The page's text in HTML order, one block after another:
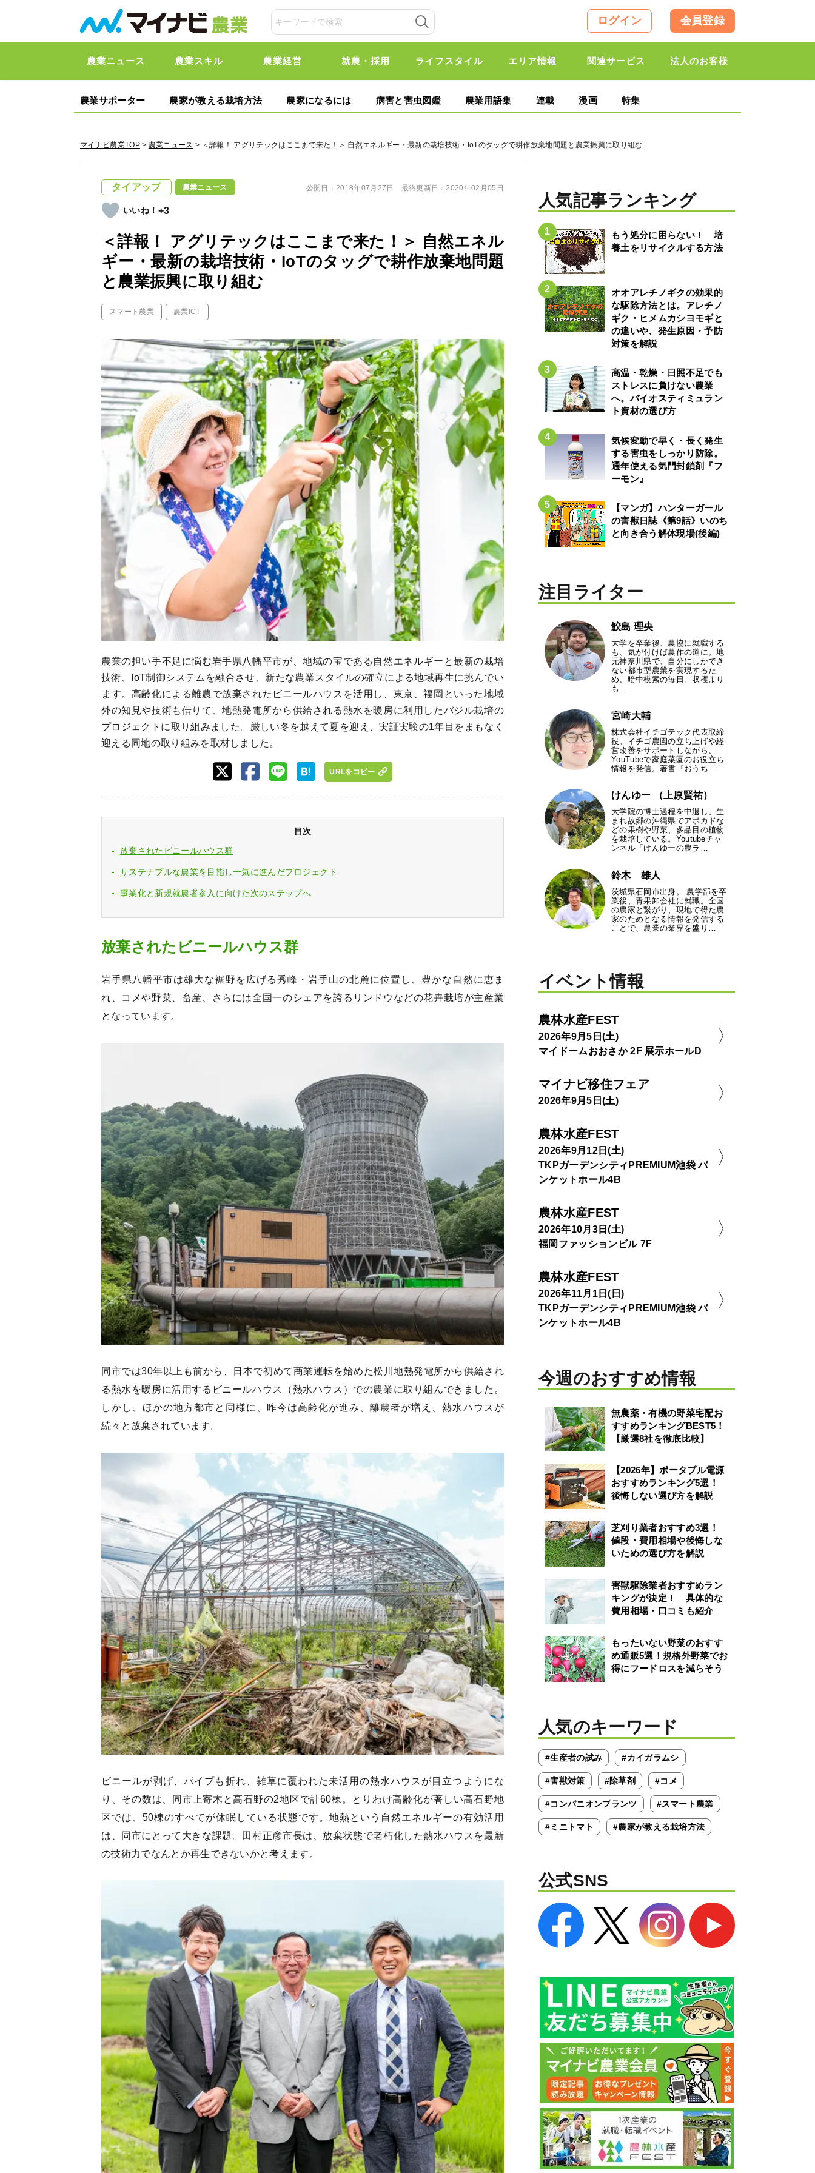
ログイン 会員登録
農業ニュース 農業スキル 農業経営 就農・採用 ライフスタイル エリア情報 関連サービス 法人のお客様
農業サポーター 農家が教える栽培方法 農家になるには 病害と害虫図鑑 農業用語集 連載 漫画 特集
マイナビ農業TOP> 農業ニュース > ＜詳報！ アグリテックはここまで来た！＞ 自然エネルギー・最新の栽培技術・IoTのタッグで耕作放棄地問題と農業振興に取り組む
タイアップ 農業ニュース
+3
＜詳報！ アグリテックはここまで来た！＞ 自然エネル
ギー・最新の栽培技術・IoTのタッグで耕作放棄地問題
と農業振興に取り組む
スマート農業 農業ICT
公開日：2018年07月27日 最終更新日：2020年02月05日
農業の担い手不足に悩む岩手県八幡平市が、地域の宝である自然エネルギーと最新の栽培
技術、IoT制御システムを融合させ、新たな農業スタイルの確立による地域再生に挑んでい
ます。高齢化による離農で放棄されたビニールハウスを活用し、東京、福岡といった地域
外の知見や技術も借りて、地熱発電所から供給される熱水を暖房に利用したバジル栽培の
プロジェクトに取り組みました。厳しい冬を越えて夏を迎え、実証実験の1年目をまもなく
迎える同地の取り組みを取材しました。
URLをコピー
目次
放棄されたビニールハウス群
サステナブルな農業を目指し一気に進んだプロジェクト
事業化と新規就農者参入に向けた次のステップへ
放棄されたビニールハウス群
岩手県八幡平市は雄大な裾野を広げる秀峰・岩手山の北麓に位置し、豊かな自然に恵ま
れ、コメや野菜、畜産、さらには全国一のシェアを誇るリンドウなどの花卉栽培が主産業
となっています。
同市では30年以上も前から、日本で初めて商業運転を始めた松川地熱発電所から供給され
る熱水を暖房に活用するビニールハウス（熱水ハウス）での農業に取り組んできました。
しかし、ほかの地方都市と同様に、昨今は高齢化が進み、離農者が増え、熱水ハウスが
続々と放棄されています。
ビニールが剥げ、パイプも折れ、雑草に覆われた未活用の熱水ハウスが目立つようにな
り、その数は、同市上寄木と高石野の2地区で計60棟。とりわけ高齢化が著しい高石野地
区では、50棟のすべてが休眠している状態です。地熱という自然エネルギーの有効活用
は、同市にとって大きな課題。田村正彦市長は、放棄状態で老朽化した熱水ハウスを最新
の技術力でなんとか再生できないかと考えます。
人気記事ランキング
もう処分に困らない！ 培
養土をリサイクルする方法
オオアレチノギクの効果的
な駆除方法とは。アレチノ
ギク・ヒメムカシヨモギと
の違いや、発生原因・予防
対策を解説
高温・乾燥・日照不足でも
ストレスに負けない農業
へ。バイオスティミュラン
ト資材の選び方
気候変動で早く・長く発生
する害虫をしっかり防除。
通年使える気門封鎖剤『フ
ーモン』
【マンガ】ハンターガール
の害獣日誌《第9話》いのち
と向き合う解体現場(後編)
注目ライター
鮫島 理央
大学を卒業後、農協に就職する
も、気が付けば農作の道に。地
元神奈川県で、自分にしかでき
ない都市型農業を実現するた
め、暗中模索の毎日。収穫より
も…
宮崎大輔
株式会社イチゴテック代表取締
役。イチゴ農園の立ち上げや経
営改善をサポートしながら、
YouTubeで家庭菜園のお役立ち
情報を発信。著書『おうち…
けんゆー （上原賢祐）
大学院の博士過程を中退し、生
まれ故郷の沖縄県でアボカドな
どの果樹や野菜、多品目の植物
を栽培している。Youtubeチャ
ンネル「けんゆーの農ラ…
鈴木 雄人
茨城県石岡市出身。 農学部を卒
業後、青果卸会社に就職。全国
の農家と繋がり、現地で得た農
家のためとなる情報を発信する
ことで、農業の業界を盛り…
イベント情報
農林水産FEST
2026年9月5日(土)
マイドームおおさか 2F 展示ホールD
マイナビ移住フェア
2026年9月5日(土)
農林水産FEST
2026年9月12日(土)
TKPガーデンシティPREMIUM池袋 バ
ンケットホール4B
農林水産FEST
2026年10月3日(土)
福岡ファッションビル 7F
農林水産FEST
2026年11月1日(日)
TKPガーデンシティPREMIUM池袋 バ
ンケットホール4B
今週のおすすめ情報
無農薬・有機の野菜宅配お
すすめランキングBEST5！
【厳選8社を徹底比較】
【2026年】ポータブル電源
おすすめランキング5選！
後悔しない選び方を解説
芝刈り業者おすすめ3選！
値段・費用相場や後悔しな
いための選び方を解説
害獣駆除業者おすすめラン
キングが決定！ 具体的な
費用相場・口コミも紹介
もったいない野菜のおすす
め通販5選！規格外野菜でお
得にフードロスを減らそう
人気のキーワード
#生産者の試み #カイガラムシ
#害獣対策 #除草剤 #コメ
#コンパニオンプランツ #スマート農業
#ミニトマト #農家が教える栽培方法
公式SNS